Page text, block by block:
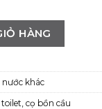
cốc thoát nước
HÀNG
khác
cọ bồn cầu